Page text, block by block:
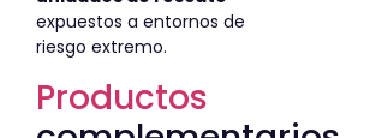
expuestos a entornos de
riesgo extremo.
Productos